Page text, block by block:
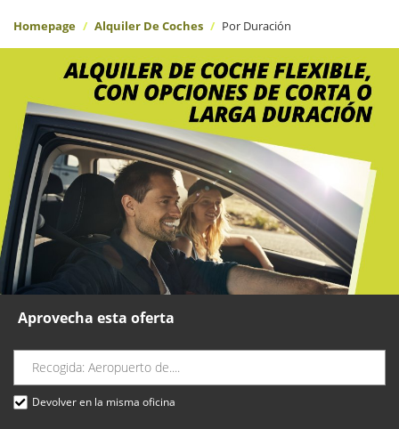
Homepage Alquiler De Coches Por Duración
Aprovecha esta oferta
Devolver en la misma oficina